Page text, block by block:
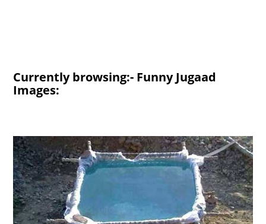
Currently browsing:- Funny Jugaad
Images: